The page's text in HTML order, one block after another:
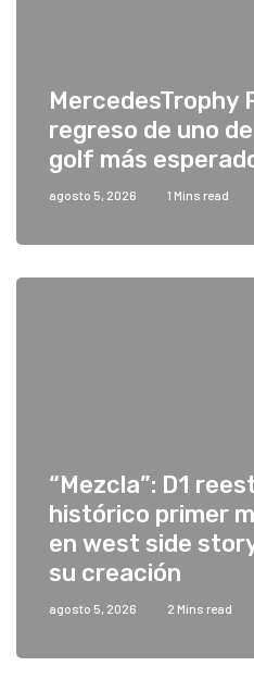
MercedesTrophy
regreso de uno
golf más
agosto 5, 2026 1 Mins read
“Mezcla”: D1
histórico primer
en west side
su creación
agosto 5, 2026 2 Mins read